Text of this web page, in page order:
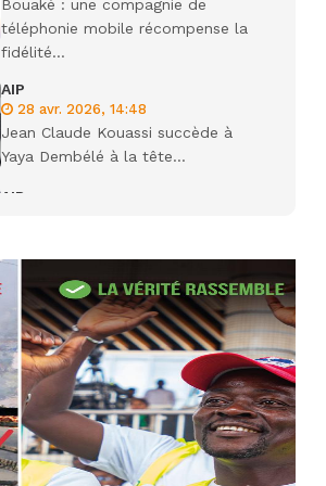
Bouaké : une compagnie de
téléphonie mobile récompense la
fidélité...
AIP
28 avr. 2026, 14:48
Jean Claude Kouassi succède à
Yaya Dembélé à la tête...
AIP
Camara tué lors d’attaques...
22 avr. 2026, 16:41
Des bureaux ravagés dans un
incendie survenu à la mairie...
AIP
10 avr. 2026, 09:48
Nommé Médiateur de la
République, Gaoussou Touré prend